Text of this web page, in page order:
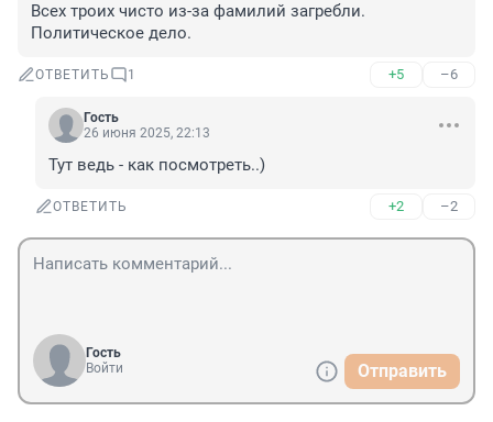
Всех троих чисто из-за фамилий загребли.
Политическое дело.
ОТВЕТИТЬ 1 +5 –6
Гость
26 июня 2025, 22:13
Тут ведь - как посмотреть..)
ОТВЕТИТЬ +2 –2
Гость
Войти
Отправить